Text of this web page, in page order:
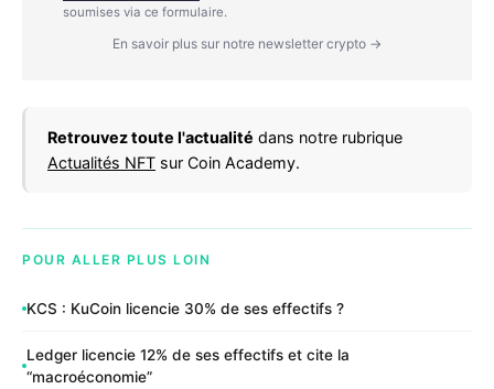
soumises via ce formulaire.
En savoir plus sur notre newsletter crypto →
Retrouvez toute l'actualité dans notre rubrique
Actualités NFT sur Coin Academy.
POUR ALLER PLUS LOIN
KCS : KuCoin licencie 30% de ses effectifs ?
Ledger licencie 12% de ses effectifs et cite la
“macroéconomie”